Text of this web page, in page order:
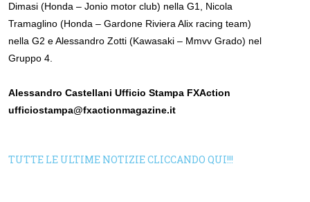
Dimasi (Honda – Jonio motor club) nella G1, Nicola
Tramaglino (Honda – Gardone Riviera Alix racing team)
nella G2 e Alessandro Zotti (Kawasaki – Mmvv Grado) nel
Gruppo 4.
Alessandro Castellani Ufficio Stampa FXAction
ufficiostampa@fxactionmagazine.it
TUTTE LE ULTIME NOTIZIE CLICCANDO QUI!!!